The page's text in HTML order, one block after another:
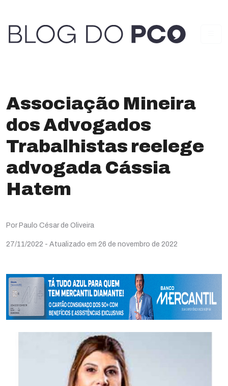
Associação Mineira
dos Advogados
Trabalhistas reelege
advogada Cássia
Hatem
Por Paulo César de Oliveira
27/11/2022 - Atualizado em 26 de novembro de 2022